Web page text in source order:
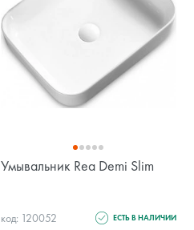
Умывальник Rea Demi Slim
код: 120052 ЕСТЬ В НАЛИЧИИ